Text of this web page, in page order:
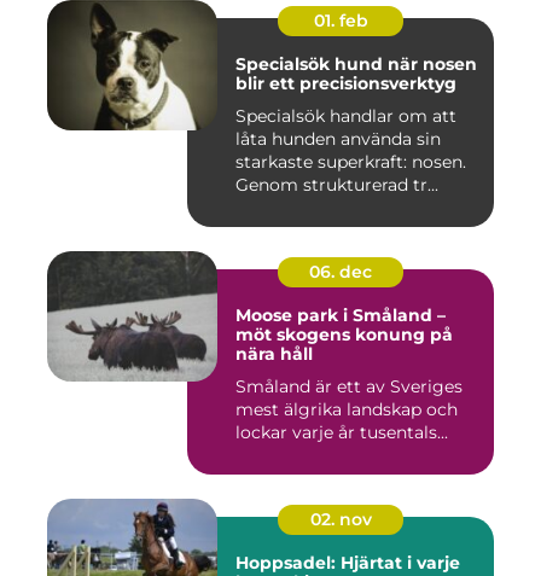
01. feb
Specialsök hund när nosen
blir ett precisionsverktyg
Specialsök handlar om att
låta hunden använda sin
starkaste superkraft: nosen.
Genom strukturerad tr...
06. dec
Moose park i Småland –
möt skogens konung på
nära håll
Småland är ett av Sveriges
mest älgrika landskap och
lockar varje år tusentals...
02. nov
Hoppsadel: Hjärtat i varje